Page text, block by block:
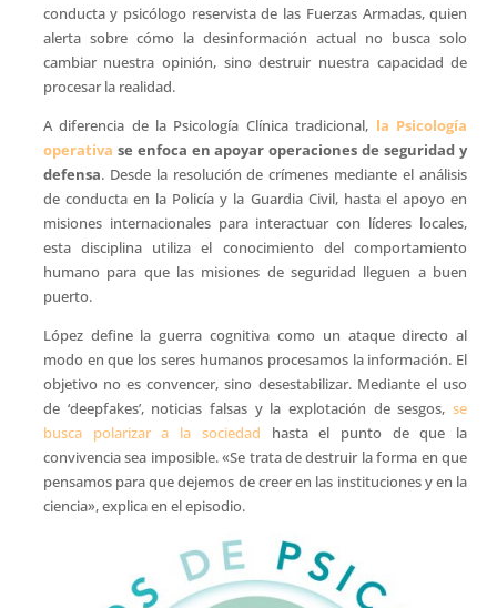
conducta y psicólogo reservista de las Fuerzas Armadas, quien
alerta sobre cómo la desinformación actual no busca solo
cambiar nuestra opinión, sino destruir nuestra capacidad de
procesar la realidad.
A diferencia de la Psicología Clínica tradicional, la Psicología
operativa se enfoca en apoyar operaciones de seguridad y
defensa. Desde la resolución de crímenes mediante el análisis
de conducta en la Policía y la Guardia Civil, hasta el apoyo en
misiones internacionales para interactuar con líderes locales,
esta disciplina utiliza el conocimiento del comportamiento
humano para que las misiones de seguridad lleguen a buen
puerto.
López define la guerra cognitiva como un ataque directo al
modo en que los seres humanos procesamos la información. El
objetivo no es convencer, sino desestabilizar. Mediante el uso
de ‘deepfakes’, noticias falsas y la explotación de sesgos,se
busca polarizar a la sociedad hasta el punto de que la
convivencia sea imposible. «Se trata de destruir la forma en que
pensamos para que dejemos de creer en las instituciones y en la
ciencia», explica en el episodio.